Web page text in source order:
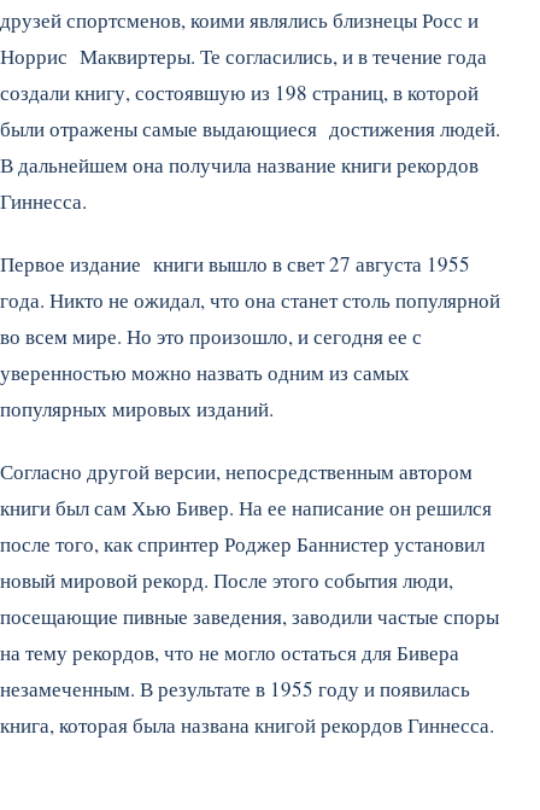
друзей спортсменов, коими являлись близнецы Росс и
Норрис Маквиртеры. Те согласились, и в течение года
создали книгу, состоявшую из 198 страниц, в которой
были отражены самые выдающиеся достижения людей.
В дальнейшем она получила название книги рекордов
Гиннесса.
Первое издание книги вышло в свет 27 августа 1955
года. Никто не ожидал, что она станет столь популярной
во всем мире. Но это произошло, и сегодня ее с
уверенностью можно назвать одним из самых
популярных мировых изданий.
Согласно другой версии, непосредственным автором
книги был сам Хью Бивер. На ее написание он решился
после того, как спринтер Роджер Баннистер установил
новый мировой рекорд. После этого события люди,
посещающие пивные заведения, заводили частые споры
на тему рекордов, что не могло остаться для Бивера
незамеченным. В результате в 1955 году и появилась
книга, которая была названа книгой рекордов Гиннесса.